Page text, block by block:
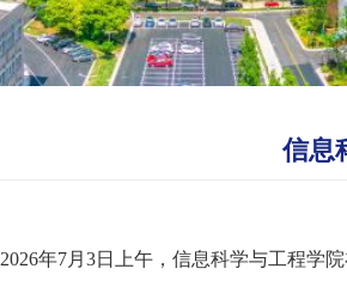
信息
2026年7月3日上午，信息科学与工程学